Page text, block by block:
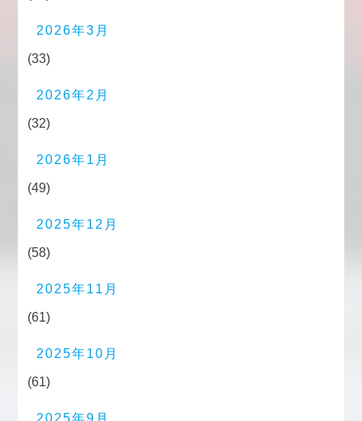
2026年3月
(33)
2026年2月
(32)
2026年1月
(49)
2025年12月
(58)
2025年11月
(61)
2025年10月
(61)
2025年9月